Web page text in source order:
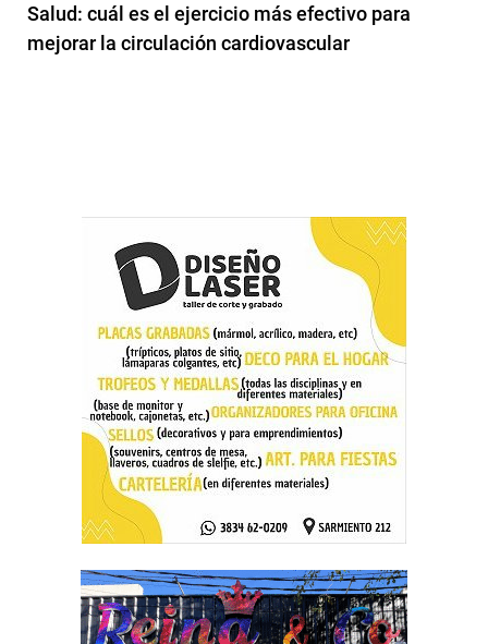
Salud: cuál es el ejercicio más efectivo para
mejorar la circulación cardiovascular